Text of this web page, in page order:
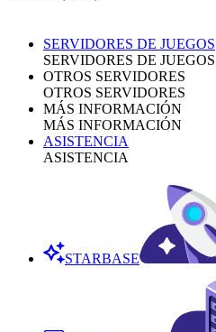
SERVIDORES DE JUEGOS
SERVIDORES DE JUEGOS
OTROS SERVIDORES
OTROS SERVIDORES
MÁS INFORMACIÓN
MÁS INFORMACIÓN
ASISTENCIA
ASISTENCIA
STARBASE